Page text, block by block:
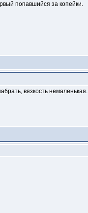
попавшийся за копейки.
вязкость немаленькая.